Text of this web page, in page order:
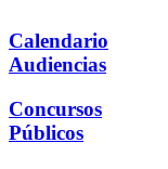
Calendario
Audiencias
Concursos
Públicos